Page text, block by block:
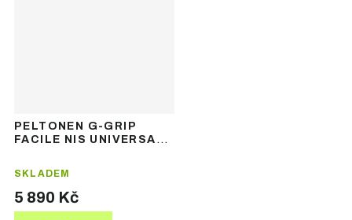
PELTONEN G-GRIP
FACILE NIS UNIVERSAL -
SKLADEM
5 890 Kč